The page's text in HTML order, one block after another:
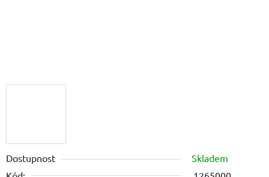
Dostupnost
Skladem